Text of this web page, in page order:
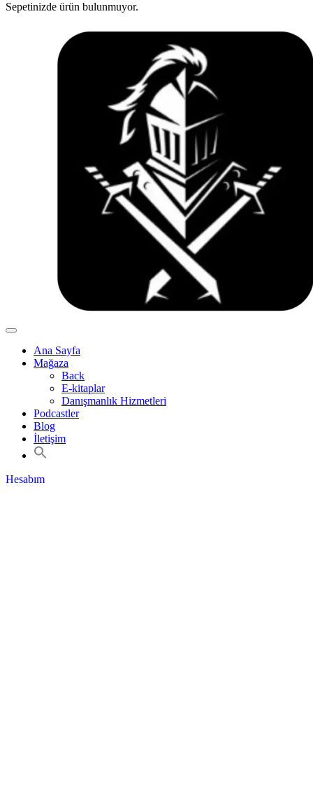
Sepetinizde ürün bulunmuyor.
Ana Sayfa
Mağaza
Back
E-kitaplar
Danışmanlık Hizmetleri
Podcastler
Blog
İletişim
Hesabım